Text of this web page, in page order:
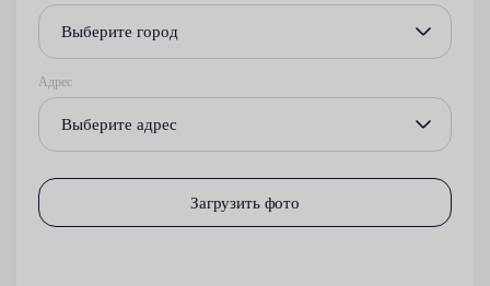
Выберите город
Адрес
Выберите адрес
Загрузить фото